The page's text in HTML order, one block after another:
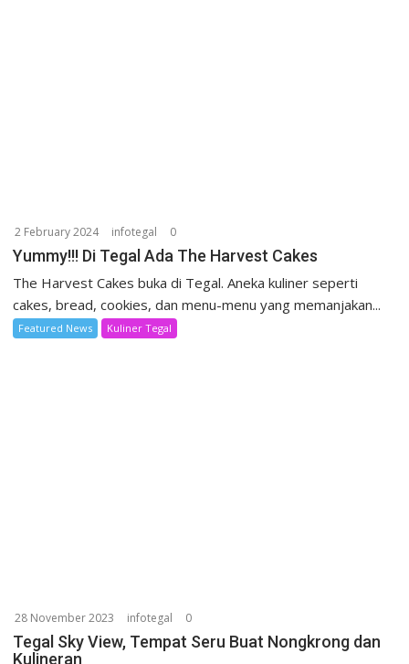
2 February 2024 infotegal 0
Yummy!!! Di Tegal Ada The Harvest Cakes
The Harvest Cakes buka di Tegal. Aneka kuliner seperti
cakes, bread, cookies, dan menu-menu yang memanjakan...
Featured News Kuliner Tegal
28 November 2023 infotegal 0
Tegal Sky View, Tempat Seru Buat Nongkrong dan
Kulineran